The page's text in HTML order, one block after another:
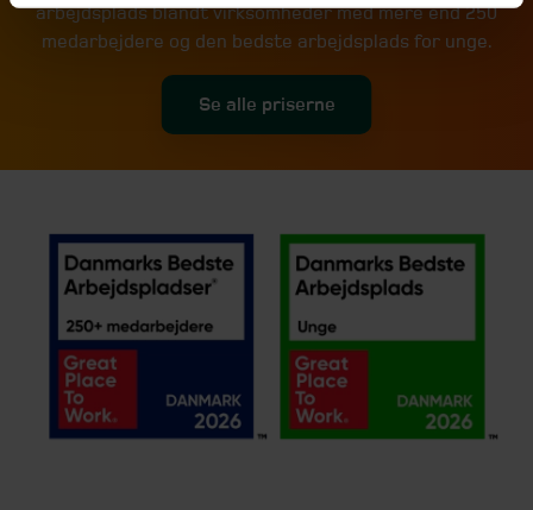
arbejdsplads blandt virksomheder med mere end 250
medarbejdere og den bedste arbejdsplads for unge.
Se alle priserne